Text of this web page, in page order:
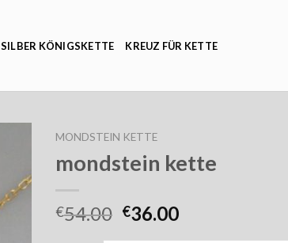
SILBER KÖNIGSKETTE KREUZ FÜR KETTE
MONDSTEIN KETTE
mondstein kette
€54.00 €36.00